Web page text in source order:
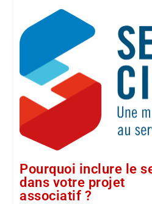
Pourquoi inclure le
dans votre projet
associatif ?